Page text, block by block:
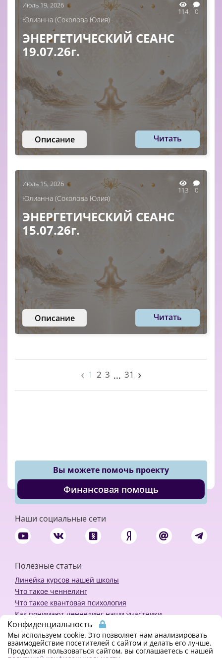
Июль 19, 2026
114 0
Юлианна (Соколова Юлия)
ЭНЕРГЕТИЧЕСКИЙ СЕАНС
19.07.26г.
Описание Читать
Июль 15, 2026
113 0
Юлианна (Соколова Юлия)
ЭНЕРГЕТИЧЕСКИЙ СЕАНС
15.07.26г.
Описание Читать
‹ 1 2 3 ... 31 ›
Вы можете помочь проекту
Финансовая помощь
Наши социальные сети
Полезные статьи
Линейка курсов нашей школы
Что такое ченнелинг
Что такое квантовая психология
Как понимают ченнелинг наши участники
Политика конфиденциальности
Конфиденциальность
Мы используем cookie. Это позволяет нам анализировать
взаимодействие посетителей с сайтом и делать его лучше.
Продолжая пользоваться сайтом, вы соглашаетесь с нашей